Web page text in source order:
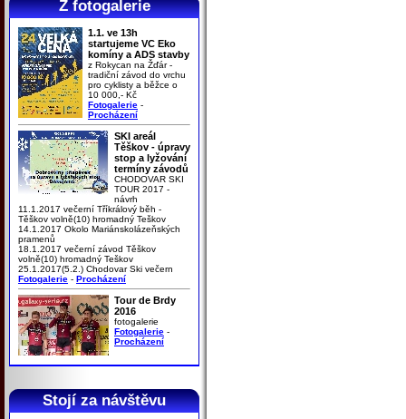
Z fotogalerie
1.1. ve 13h
startujeme VC Eko
komíny a ADS stavby
z Rokycan na Žďár -
tradiční závod do vrchu
pro cyklisty a běžce o
10 000,- Kč
Fotogalerie -
Procházení
SKI areál
Těškov - úpravy
stop a lyžování
termíny závodů
CHODOVAR SKI
TOUR 2017 -
návrh
11.1.2017 večerní Tříkrálový běh -
Těškov volně(10) hromadný Teškov
14.1.2017 Okolo Mariánskolázeňských
pramenů
18.1.2017 večerní závod Těškov
volně(10) hromadný Teškov
25.1.2017(5.2.) Chodovar Ski večern
Fotogalerie - Procházení
Tour de Brdy
2016
fotogalerie
Fotogalerie -
Procházení
Stojí za návštěvu